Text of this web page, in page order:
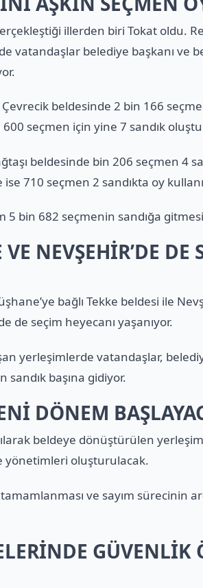
illerden biri Tokat oldu.
vatandaşlar belediye başkanı ve
Çevrecik beldesinde 2 bin 166
seçmen için yine 7 sandık
beldesinde bin 206 seçmen 4
710 seçmen 2 sandıkta oy
5 bin 682 seçmenin sandığa
NEVŞEHİR’DE DE
bağlı Tekke beldesi ile
de seçim heyecanı yaşanıyor.
yerleşimlerde vatandaşlar,
başına gidiyor.
DÖNEM
beldeye dönüştürülen
yönetimleri oluşturulacak.
ve sayım sürecinin
GÜVENLİK